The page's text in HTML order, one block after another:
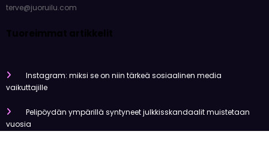
Instagram: miksi se on niin tärkeä sosiaalinen media
Pelipöydän ympärillä syntyneet julkkisskandaalit muistetaan